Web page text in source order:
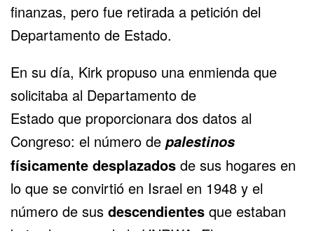
finanzas, pero fue retirada a petición del
Departamento de Estado.
En su día, Kirk propuso una enmienda que
solicitaba al Departamento de
Estado que proporcionara dos datos al
Congreso: el número de palestinos
físicamente desplazados de sus hogares en
lo que se convirtió en Israel en 1948 y el
número de sus descendientes que estaban